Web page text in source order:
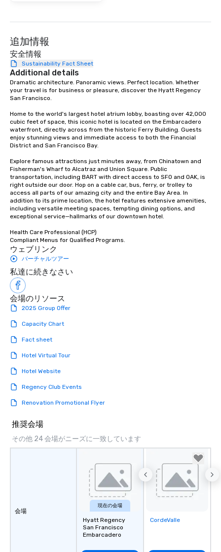
walking in between,
countless
down at each venue
traverse along the
experiences not only
Lip Smacking Foodie
groups, small or large.
experiences can
groups from as few
as 500 guests,
choice for any
from the restaurant
be printed featuring
which can be an
those Instagram
For added ease, we
追加情報
安全情報
Sustainability Fact Sheet
Additional details
Dramatic architecture. Panoramic views. Perfect location. Whether
your travel is for business or pleasure, discover the Hyatt Regency
San Francisco.
Home to the world's largest hotel atrium lobby, boasting over 42,000
cubic feet of space, this iconic hotel is located on the Embarcadero
waterfront, directly across from the historic Ferry Building. Guests
enjoy stunning views and immediate access to both the Financial
District and San Francisco Bay.
Explore famous attractions just minutes away, from Chinatown and
Fisherman's Wharf to Alcatraz and Union Square. Public
transportation, including BART with direct access to SFO and OAK, is
right outside our door. Hop on a cable car, bus, ferry, or trolley to
access all parts of our amazing city and the entire Bay Area. In
addition to its prime location, the hotel features extensive amenities,
including versatile meeting spaces, tempting dining options, and
exceptional service—hallmarks of our downtown hotel.
Health Care Professional (HCP)
Compliant Menus for Qualified Programs.
ウェブリンク
バーチャルツアー
私達に続きなさい
会場のリソース
2025 Group Offer
Capacity Chart
Fact sheet
Hotel Virtual Tour
Hotel Website
Regency Club Events
Renovation Promotional Flyer
推奨会場
その他 24 会場がニーズに一致しています
会場
現在の会場
Hyatt Regency
San Francisco
Embarcadero
Removed from
CordeValle